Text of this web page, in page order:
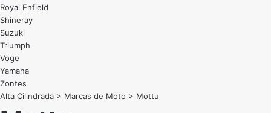
Royal Enfield
Shineray
Suzuki
Triumph
Voge
Yamaha
Zontes
Alta Cilindrada > Marcas de Moto > Mottu